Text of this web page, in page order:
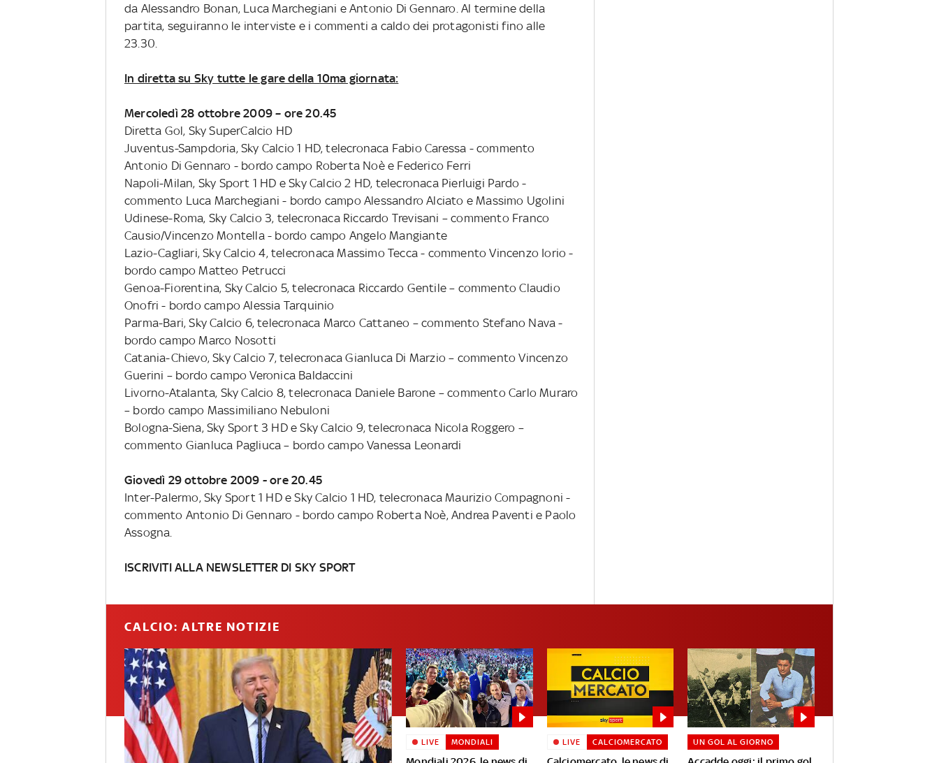
da Alessandro Bonan, Luca Marchegiani e Antonio Di Gennaro. Al termine della
partita, seguiranno le interviste e i commenti a caldo dei protagonisti fino alle
23.30.
In diretta su Sky tutte le gare della 10ma giornata:
Mercoledì 28 ottobre 2009 – ore 20.45
Diretta Gol, Sky SuperCalcio HD
Juventus-Sampdoria, Sky Calcio 1 HD, telecronaca Fabio Caressa - commento
Antonio Di Gennaro - bordo campo Roberta Noè e Federico Ferri
Napoli-Milan, Sky Sport 1 HD e Sky Calcio 2 HD, telecronaca Pierluigi Pardo -
commento Luca Marchegiani - bordo campo Alessandro Alciato e Massimo Ugolini
Udinese-Roma, Sky Calcio 3, telecronaca Riccardo Trevisani – commento Franco
Causio/Vincenzo Montella - bordo campo Angelo Mangiante
Lazio-Cagliari, Sky Calcio 4, telecronaca Massimo Tecca - commento Vincenzo Iorio -
bordo campo Matteo Petrucci
Genoa-Fiorentina, Sky Calcio 5, telecronaca Riccardo Gentile – commento Claudio
Onofri - bordo campo Alessia Tarquinio
Parma-Bari, Sky Calcio 6, telecronaca Marco Cattaneo – commento Stefano Nava -
bordo campo Marco Nosotti
Catania-Chievo, Sky Calcio 7, telecronaca Gianluca Di Marzio – commento Vincenzo
Guerini – bordo campo Veronica Baldaccini
Livorno-Atalanta, Sky Calcio 8, telecronaca Daniele Barone – commento Carlo Muraro
– bordo campo Massimiliano Nebuloni
Bologna-Siena, Sky Sport 3 HD e Sky Calcio 9, telecronaca Nicola Roggero –
commento Gianluca Pagliuca – bordo campo Vanessa Leonardi
Giovedì 29 ottobre 2009 - ore 20.45
Inter-Palermo, Sky Sport 1 HD e Sky Calcio 1 HD, telecronaca Maurizio Compagnoni -
commento Antonio Di Gennaro - bordo campo Roberta Noè, Andrea Paventi e Paolo
Assogna.
ISCRIVITI ALLA NEWSLETTER DI SKY SPORT
CALCIO: ALTRE NOTIZIE
LIVE MONDIALI LIVE CALCIOMERCATO UN GOL AL GIORNO